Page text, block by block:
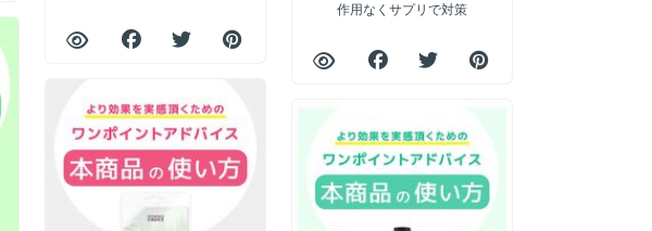
作用なくサプリで対策